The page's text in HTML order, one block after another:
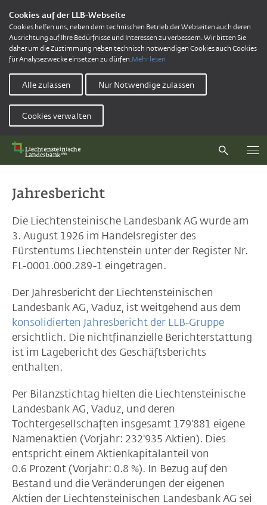
Cookies auf der LLB-Webseite
Cookies helfen uns, neben dem technischen Betrieb der Webseiten auch deren
Ausrichtung auf Ihre Bedürfnisse und Interessen zu verbessern. Wir bitten Sie
daher um die Zustimmung neben technisch notwendigen Cookies auch Cookies
für Analysezwecke einsetzen zu dürfen.Mehr lesen
Alle zulassen Nur Notwendige zulassen
Cookies verwalten
Jahresbericht
Die Liechtensteinische Landesbank AG wurde am
3. August 1926 im Handelsregister des
Fürstentums Liechtenstein unter der Register Nr.
FL-0001.000.289-1 eingetragen.
Der Jahresbericht der Liechtensteinischen
Landesbank AG, Vaduz, ist weitgehend aus dem
konsolidierten Jahresbericht der LLB-Gruppe
ersichtlich. Die nichtfinanzielle Berichterstattung
ist im Lagebericht des Geschäftsberichts
enthalten.
Per Bilanzstichtag hielten die Liechtensteinische
Landesbank AG, Vaduz, und deren
Tochtergesellschaften insgesamt 179'881 eigene
Namenaktien (Vorjahr: 232'935 Aktien). Dies
entspricht einem Aktienkapitalanteil von
0.6 Prozent (Vorjahr: 0.8 %). In Bezug auf den
Bestand und die Veränderungen der eigenen
Aktien der Liechtensteinischen Landesbank AG sei